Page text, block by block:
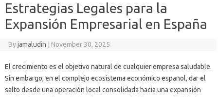
Estrategias Legales para la
Expansión Empresarial en España
Byjamaludin November 30, 2025
El crecimiento es el objetivo natural de cualquier empresa saludable.
Sin embargo, en el complejo ecosistema económico español, dar el
salto desde una operación local consolidada hacia una expansión